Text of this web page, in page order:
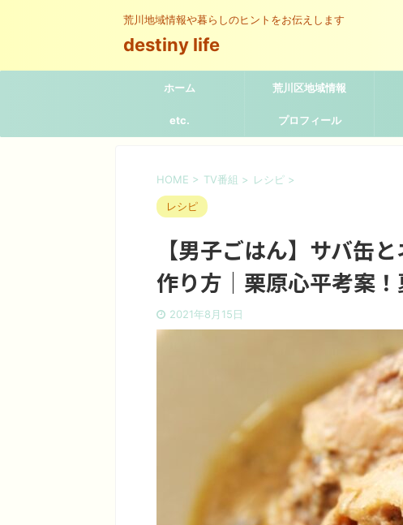
荒川地域情報や暮らしのヒントをお伝えします
destiny life
ホーム 荒川区地域情報
etc. プロフィール
HOME > TV番組 > レシピ >
レシピ
【男子ごはん】サバ缶
作り方｜栗原心平考案
2021年8月15日